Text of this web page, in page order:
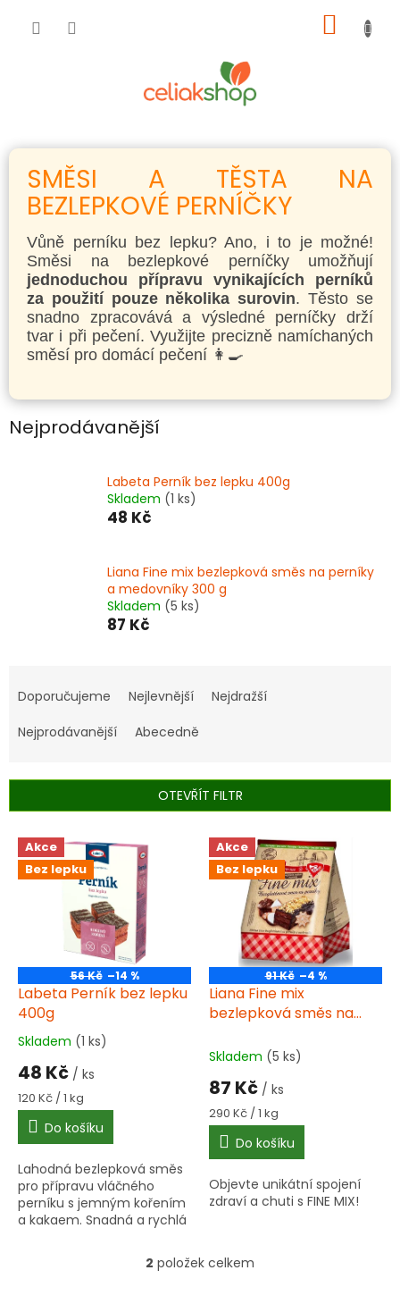
KOŠÍK
SMĚSI A TĚSTA NA
BEZLEPKOVÉ PERNÍČKY
Vůně perníku bez lepku? Ano, i to je možné!
Směsi na bezlepkové perníčky umožňují
jednoduchou přípravu vynikajících perníků
za použití pouze několika surovin. Těsto se
snadno zpracovává a výsledné perníčky drží
tvar i při pečení. Využijte precizně namíchaných
směsí pro domácí pečení 👩‍🍳
Nejprodávanější
Labeta Perník bez lepku 400g
Skladem (1 ks)
48 Kč
Liana Fine mix bezlepková směs na perníky
a medovníky 300 g
Skladem (5 ks)
87 Kč
a
e
r
o
d
Doporučujeme Nejlevnější
Nejdražší
Nejprodávanější
Abecedně
OTEVŘÍT FILTR
V
p
o
d
Akce
Bez lepku
56 Kč –14 %
Labeta Perník bez lepku
400g
Průměrné
hodnocení
produktu
je
5,0
5
hvězdiček.
Skladem (1 ks)
48 Kč / ks
Měrná
cena:
120 Kč / 1 kg
Do košíku
Lahodná bezlepková směs
pro přípravu vláčného
perníku s jemným kořením
a kakaem. Snadná a rychlá
všední dny i sváteční
Akce
Bez lepku
91 Kč –4 %
Liana Fine mix
bezlepková směs na
300 g
Skladem (5 ks)
87 Kč / ks
Měrná
cena:
290 Kč / 1 kg
Do košíku
Objevte unikátní spojení
zdraví a chuti s FINE MIX!
O
2 položek celkem